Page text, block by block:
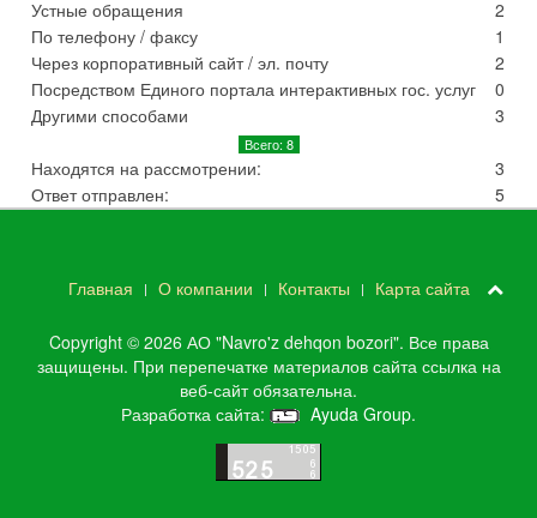
Устные обращения
2
По телефону / факсу
1
Через корпоративный сайт / эл. почту
2
Посредством Единого портала интерактивных гос. услуг
0
Другими способами
3
Всего: 8
Находятся на рассмотрении:
3
Ответ отправлен:
5
Главная О компании Контакты Карта сайта
Copyright © 2026 АО "Navro'z dehqon bozori". Все права
защищены. При перепечатке материалов сайта ссылка на
веб-сайт обязательна.
Разработка сайта:
Ayuda Group.